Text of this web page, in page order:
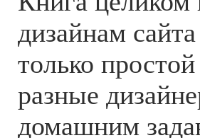
дизайнам
только
разные
домашним